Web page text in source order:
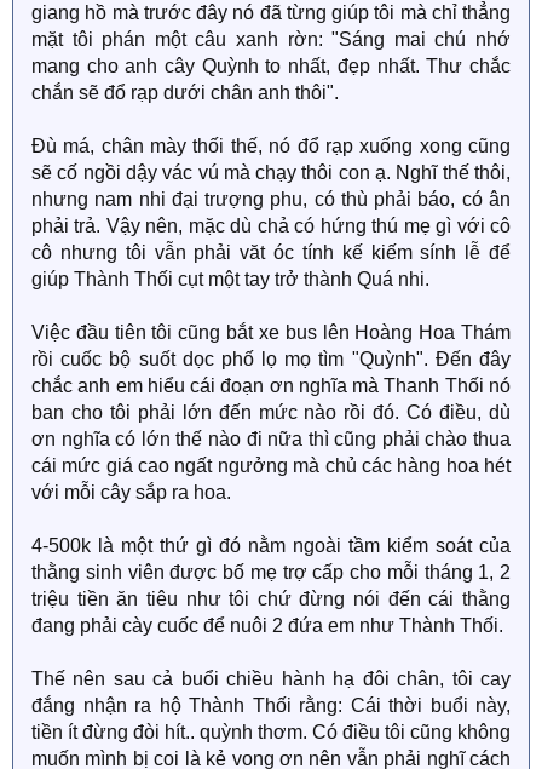
giang hồ mà trước đây nó đã từng giúp tôi mà chỉ thẳng
mặt tôi phán một câu xanh rờn: "Sáng mai chú nhớ
mang cho anh cây Quỳnh to nhất, đẹp nhất. Thư chắc
chắn sẽ đổ rạp dưới chân anh thôi".
Đù má, chân mày thối thế, nó đổ rạp xuống xong cũng
sẽ cố ngồi dậy vác vú mà chạy thôi con ạ. Nghĩ thế thôi,
nhưng nam nhi đại trượng phu, có thù phải báo, có ân
phải trả. Vậy nên, mặc dù chả có hứng thú mẹ gì với cô
cô nhưng tôi vẫn phải văt óc tính kế kiếm sính lễ để
giúp Thành Thối cụt một tay trở thành Quá nhi.
Việc đầu tiên tôi cũng bắt xe bus lên Hoàng Hoa Thám
rồi cuốc bộ suốt dọc phố lọ mọ tìm "Quỳnh". Đến đây
chắc anh em hiểu cái đoạn ơn nghĩa mà Thanh Thối nó
ban cho tôi phải lớn đến mức nào rồi đó. Có điều, dù
ơn nghĩa có lớn thế nào đi nữa thì cũng phải chào thua
cái mức giá cao ngất ngưởng mà chủ các hàng hoa hét
với mỗi cây sắp ra hoa.
4-500k là một thứ gì đó nằm ngoài tầm kiểm soát của
thằng sinh viên được bố mẹ trợ cấp cho mỗi tháng 1, 2
triệu tiền ăn tiêu như tôi chứ đừng nói đến cái thằng
đang phải cày cuốc để nuôi 2 đứa em như Thành Thối.
Thế nên sau cả buổi chiều hành hạ đôi chân, tôi cay
đắng nhận ra hộ Thành Thối rằng: Cái thời buổi này,
tiền ít đừng đòi hít.. quỳnh thơm. Có điều tôi cũng không
muốn mình bị coi là kẻ vong ơn nên vẫn phải nghĩ cách